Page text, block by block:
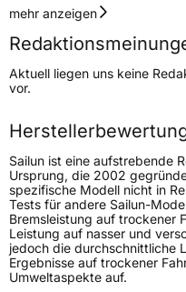
Geschwindigkeitsindex
Höchstgeschwindigkeit
240
Lastindex103
Höchstlast875 kg
Gewicht (in kg) 14 kg
Generelle Merkmale
Fahrzeugtyp SUV
VerwendungSommerreifen
ModellnameTerramax CVR
mehr anzeigen
Aktuell liegen uns keine
vor.
Sailun ist eine aufstrebende
Ursprung, die 2002
spezifische Modell nicht in
Tests für andere Sailun-
Bremsleistung auf trockener
Leistung auf nasser und
jedoch die durchschnittliche
Ergebnisse auf trockener
Umweltaspekte auf.